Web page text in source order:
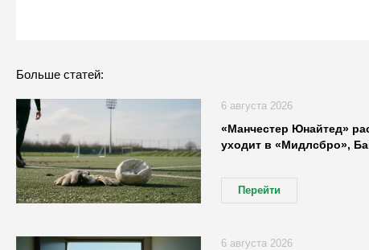
Больше статей:
«Манчестер Юнайтед»
уходит в «Мидлсбро»,
Перейти
6 августа 2026
6 августа 2026